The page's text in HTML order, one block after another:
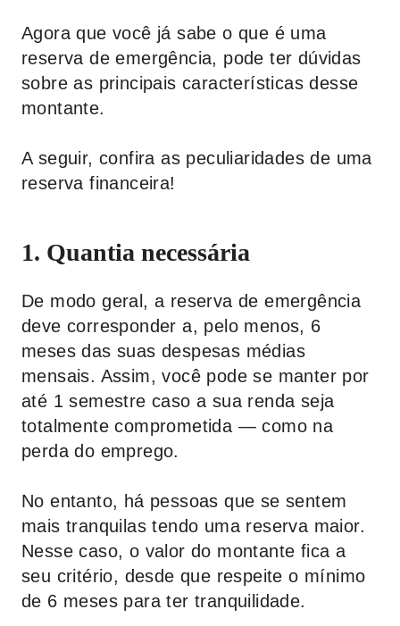
Agora que você já sabe o que é uma
reserva de emergência, pode ter dúvidas
sobre as principais características desse
montante.
A seguir, confira as peculiaridades de uma
reserva financeira!
1. Quantia necessária
De modo geral, a reserva de emergência
deve corresponder a, pelo menos, 6
meses das suas despesas médias
mensais. Assim, você pode se manter por
até 1 semestre caso a sua renda seja
totalmente comprometida — como na
perda do emprego.
No entanto, há pessoas que se sentem
mais tranquilas tendo uma reserva maior.
Nesse caso, o valor do montante fica a
seu critério, desde que respeite o mínimo
de 6 meses para ter tranquilidade.